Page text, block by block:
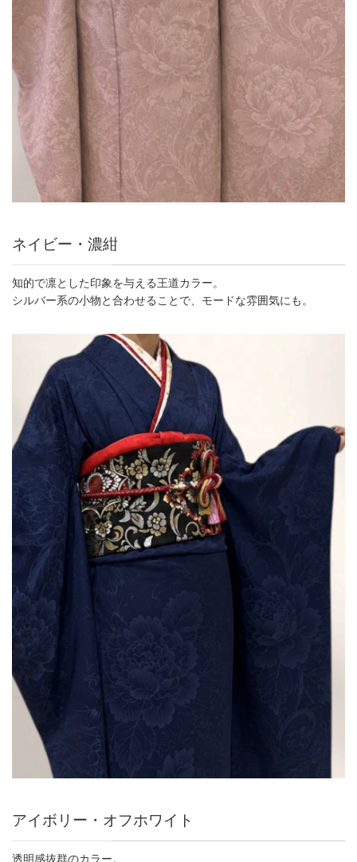
ネイビー・濃紺
知的で凛とした印象を与える王道カラー。
シルバー系の小物と合わせることで、モードな雰囲気にも。
アイボリー・オフホワイト
透明感抜群のカラー。